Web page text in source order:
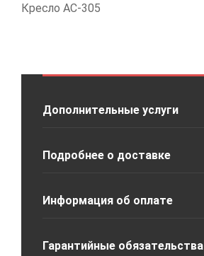
Кресло АС-305
Дополнительные услуги
Подробнее о доставке
Информация об оплате
Гарантийные обязательства